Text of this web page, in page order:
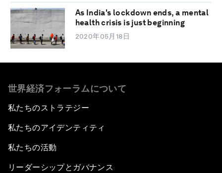
As India's lockdown ends, a mental
health crisis is just beginning
2020年05月18日
世界経済フォーラムについて
私たちのストラテジー
私たちのアイデンティティ
私たちの活動
リーダーシップとガバナンス